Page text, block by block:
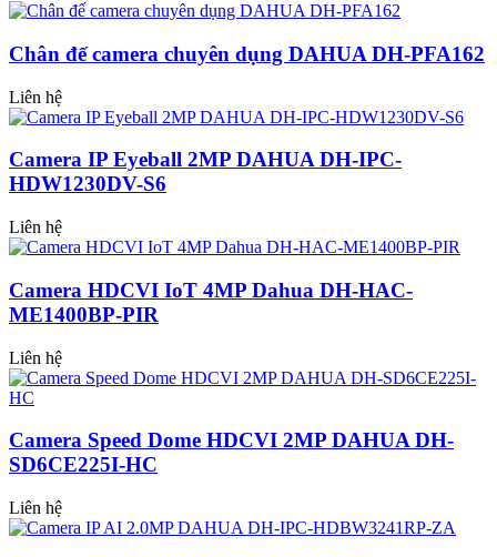
Chân đế camera chuyên dụng DAHUA DH-PFA162
Liên hệ
Camera IP Eyeball 2MP DAHUA DH-IPC-
HDW1230DV-S6
Liên hệ
Camera HDCVI IoT 4MP Dahua DH-HAC-
ME1400BP-PIR
Liên hệ
Camera Speed Dome HDCVI 2MP DAHUA DH-
SD6CE225I-HC
Liên hệ